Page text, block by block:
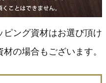
ピング資材はお選び頂け
の場合もございます。